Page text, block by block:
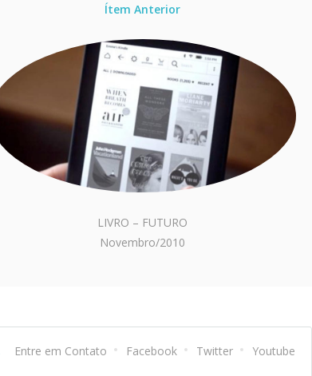
Ítem Anterior
LIVRO – FUTURO
Novembro/2010
Entre em Contato Facebook Twitter Youtube